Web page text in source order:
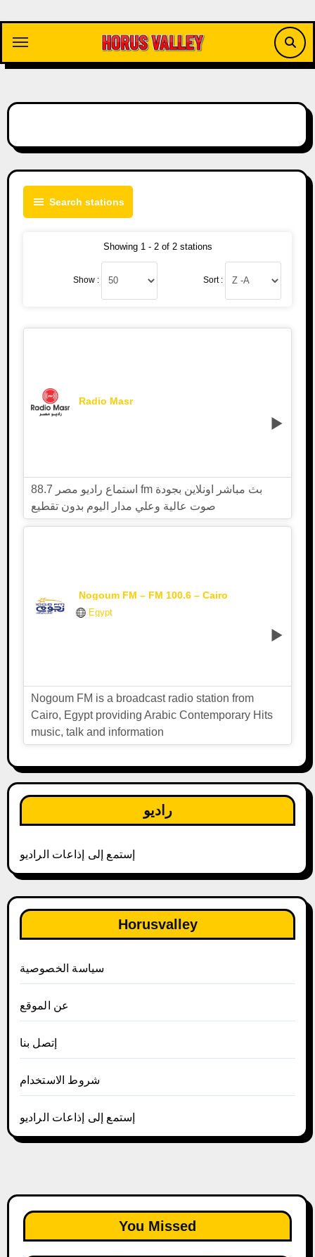
content
Search stations
Showing 1 - 2 of 2 stations
Show : Sort :
Radio Masr
استماع راديو مصر 88.7 fm بث مباشر اونلاين بجودة
صوت عالية وعلي مدار اليوم بدون تقطيع
Nogoum FM – FM 100.6 – Cairo
Egypt
Nogoum FM is a broadcast radio station from
Cairo, Egypt providing Arabic Contemporary Hits
music, talk and information
راديو
إستمع إلى إذاعات الراديو
Horusvalley
سياسة الخصوصية
عن الموقع
إتصل بنا
شروط الاستخدام
إستمع إلى إذاعات الراديو
You Missed